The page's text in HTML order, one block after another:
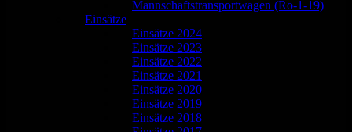
Mannschaftstransportwagen (Ro-1-19)
Einsätze
Einsätze 2024
Einsätze 2023
Einsätze 2022
Einsätze 2021
Einsätze 2020
Einsätze 2019
Einsätze 2018